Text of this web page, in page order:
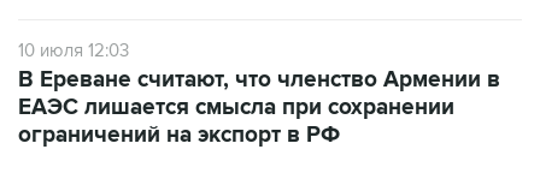
10 июля 12:03
В Ереване считают, что членство Армении в
ЕАЭС лишается смысла при сохранении
ограничений на экспорт в РФ